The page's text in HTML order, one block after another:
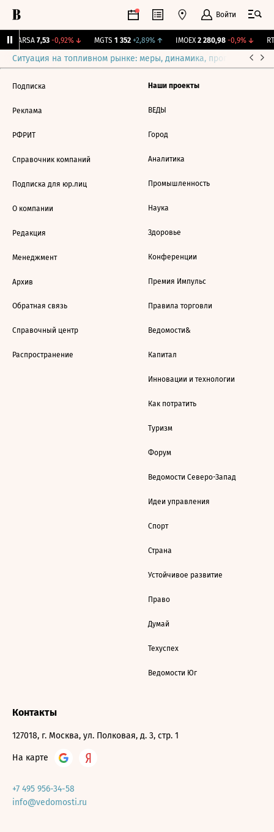
Войти
ARSA 7,53 -0,92%↓ MGTS 1 352 +2,89%↑ IMOEX 2 280,98 -0,9%↓
Ситуация на топливном рынке: меры, динамика, прогнозы
Подписка
Реклама
РФРИТ
Справочник компаний
Подписка для юр.лиц
О компании
Редакция
Менеджмент
Архив
Обратная связь
Справочный центр
Распространение
Наши проекты
ВЕДЫ
Город
Аналитика
Промышленность
Наука
Здоровье
Конференции
Премия Импульс
Правила торговли
Ведомости&
Капитал
Инновации и технологии
Как потратить
Туризм
Форум
Ведомости Северо-Запад
Идеи управления
Спорт
Страна
Устойчивое развитие
Право
Думай
Техуспех
Ведомости Юг
Контакты
127018, г. Москва, ул. Полковая, д. 3, стр. 1
На карте
+7 495 956-34-58
info@vedomosti.ru